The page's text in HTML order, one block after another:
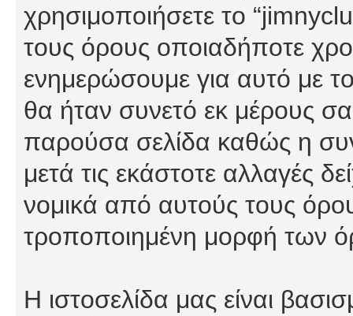
χρησιμοποιήσετε το
τους όρους οποιαδήποτε
ενημερώσουμε για αυτό με
θα ήταν συνετό εκ μέρους
παρούσα σελίδα καθώς η
μετά τις εκάστοτε αλλαγές
νομικά από αυτούς τους
τροποποιημένη μορφή των
Η ιστοσελίδα μας είναι